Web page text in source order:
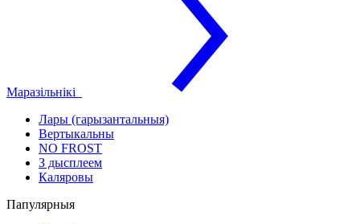
Маразільнікі
Лары (гарызантальныя)
Вертыкальны
NO FROST
З дысплеем
Каляровы
Папулярныя